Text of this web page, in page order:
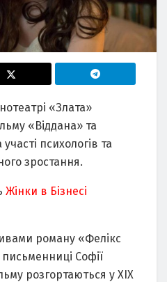
«Злата»
«Віддана» та
психологів та
зростання.
Жінки в Бізнесі
роману «Фелікс
письменниці Софії
розгортаються у XIX